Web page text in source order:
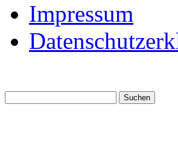
Impressum